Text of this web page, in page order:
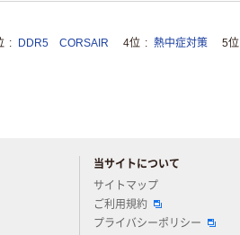
DDR5 CORSAIR 4位 熱中症対策 5位
当サイトについて
サイトマップ
ご利用規約
プライバシーポリシー